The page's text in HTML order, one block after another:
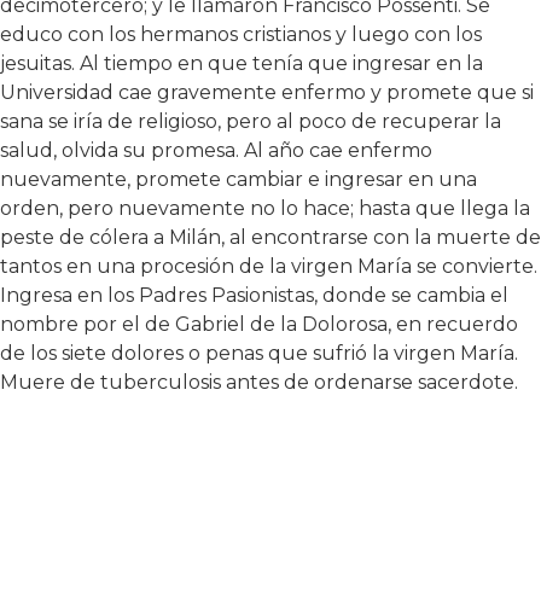
decimotercero; y le llamaron Francisco Possenti. Se
educo con los hermanos cristianos y luego con los
jesuitas. Al tiempo en que tenía que ingresar en la
Universidad cae gravemente enfermo y promete que si
sana se iría de religioso, pero al poco de recuperar la
salud, olvida su promesa. Al año cae enfermo
nuevamente, promete cambiar e ingresar en una
orden, pero nuevamente no lo hace; hasta que llega la
peste de cólera a Milán, al encontrarse con la muerte de
tantos en una procesión de la virgen María se convierte.
Ingresa en los Padres Pasionistas, donde se cambia el
nombre por el de Gabriel de la Dolorosa, en recuerdo
de los siete dolores o penas que sufrió la virgen María.
Muere de tuberculosis antes de ordenarse sacerdote.